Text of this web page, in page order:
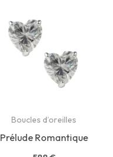
Boucles d’oreilles
Prélude Romantique